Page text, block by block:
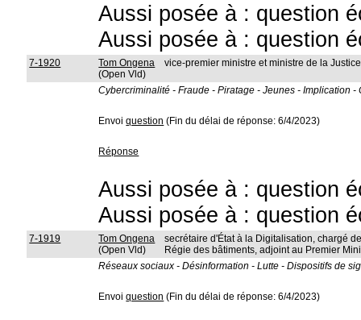
Aussi posée à : question
Aussi posée à : question
7-1920
Tom Ongena
(Open Vld)
vice-premier ministre et ministre de la
Cybercriminalité - Fraude - Piratage - Jeunes - Implication
Envoiquestion (Fin du délai de réponse: 6/4/2023)
Réponse
Aussi posée à : question
Aussi posée à : question
7-1919
Tom Ongena
(Open Vld)
secrétaire d'État à la Digitalisation, chargé
Régie des bâtiments, adjoint au Premier
Réseaux sociaux - Désinformation - Lutte - Dispositifs de
Envoiquestion (Fin du délai de réponse: 6/4/2023)